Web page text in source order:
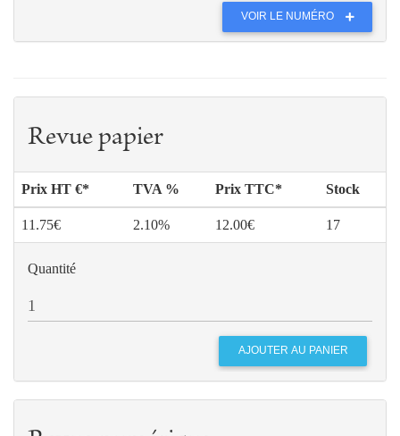
VOIR LE NUMÉRO
Revue papier
Prix HT €* TVA % Prix TTC* Stock
11.75€ 2.10% 12.00€ 17
Quantité